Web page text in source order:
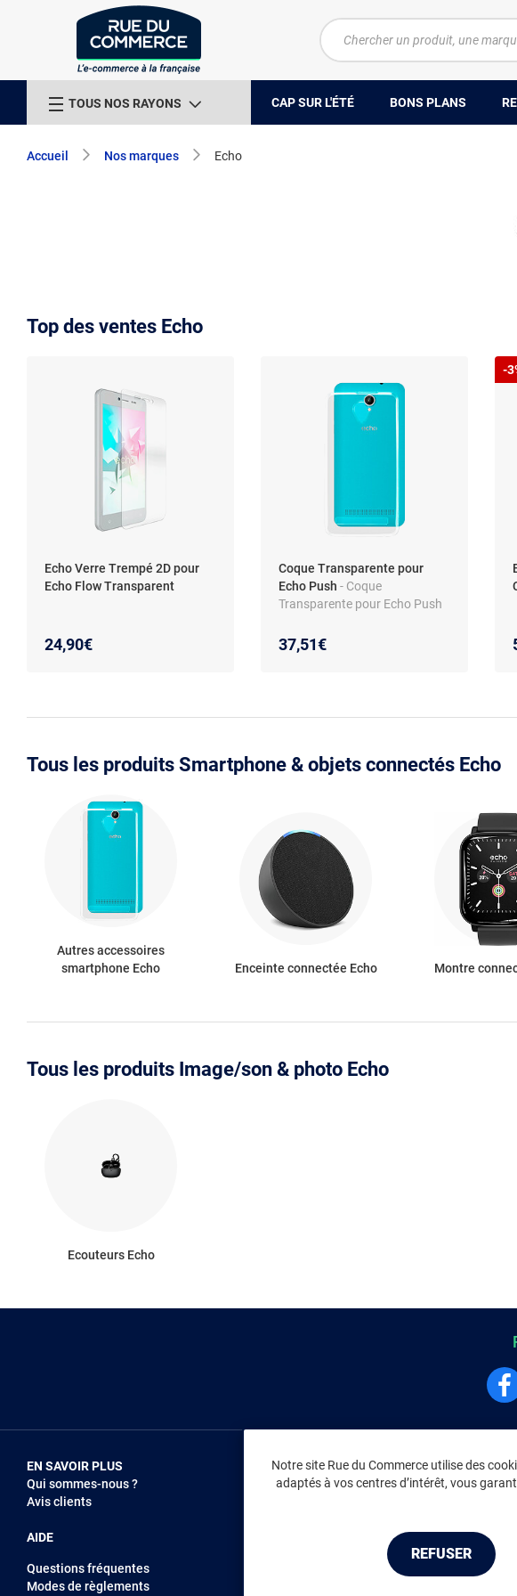
TOUS NOS RAYONS CAP SUR L'ÉTÉ BONS PLANS
Accueil Nos marques Echo
Top des ventes Echo
Echo Verre Trempé 2D pour
Echo Flow Transparent
24,90€
Coque Transparente pour
Echo Push - Coque
Transparente pour Echo Push
37,51€
-
Tous les produits Smartphone & objets connectés Echo
Autres accessoires
smartphone Echo
Enceinte connectée Echo Montre
Tous les produits Image/son & photo Echo
Ecouteurs Echo
EN SAVOIR PLUS
Qui sommes-nous ?
Avis clients
AIDE
Questions fréquentes
Modes de règlements
NOUS REJOINDRE
Vendez sur RDC
Notre site Rue du Commerce utilise des
adaptés à vos centres d’intérêt, vous
REFUSER